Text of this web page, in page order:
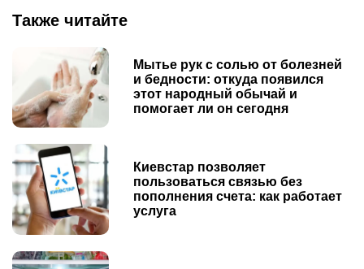
Также читайте
Мытье рук с солью от болезней
и бедности: откуда появился
этот народный обычай и
помогает ли он сегодня
Киевстар позволяет
пользоваться связью без
пополнения счета: как работает
услуга